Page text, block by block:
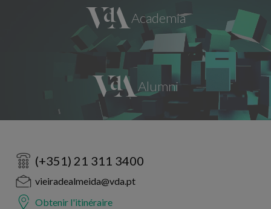
(+351) 21 311 3400
vieiradealmeida@vda.pt
Obtenir l'itinéraire